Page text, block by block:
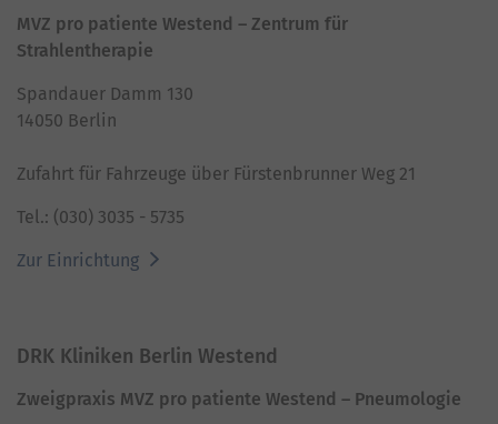
MVZ pro patiente Westend – Zentrum für
Strahlentherapie
Spandauer Damm 130
14050 Berlin
Zufahrt für Fahrzeuge über Fürstenbrunner Weg 21
Tel.: (030) 3035 - 5735
Zur Einrichtung
DRK Kliniken Berlin Westend
Zweigpraxis MVZ pro patiente Westend – Pneumologie